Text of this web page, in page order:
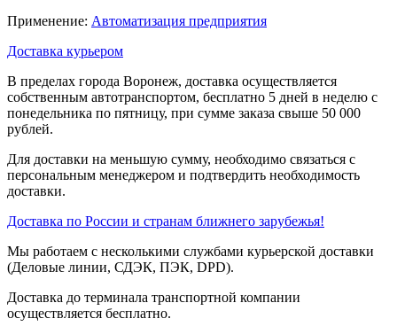
Применение: Автоматизация предприятия
Доставка курьером
В пределах города Воронеж, доставка осуществляется
собственным автотранспортом, бесплатно 5 дней в неделю с
понедельника по пятницу, при сумме заказа свыше 50 000
рублей.
Для доставки на меньшую сумму, необходимо связаться с
персональным менеджером и подтвердить необходимость
доставки.
Доставка по России и странам ближнего зарубежья!
Мы работаем с несколькими службами курьерской доставки
(Деловые линии, СДЭК, ПЭК, DPD).
Доставка до терминала транспортной компании
осуществляется бесплатно.